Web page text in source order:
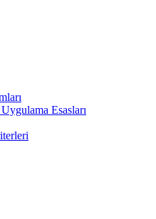
Esasları